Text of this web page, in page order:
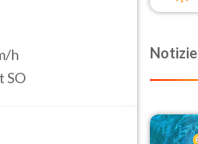
h
SO
Notizie